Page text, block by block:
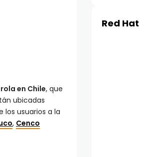
en Chile, que
ubicadas
los usuarios a la
, Cenco
Red Hat